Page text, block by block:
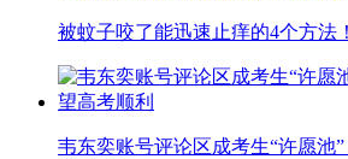
被蚊子咬了能迅速止痒的4个方法
韦东奕账号评论区成考生“许愿池